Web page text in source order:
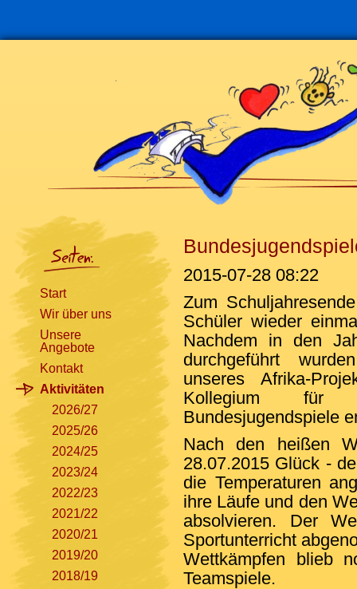
2015-07-28 08:22
Zum
Schüler wieder
Nachdem in den
durchgeführt
unseres Afrika-
Kollegium für
Bundesjugendspiele
Nach den heißen
28.07.2015 Glück -
die Temperaturen
ihre Läufe und den
absolvieren. Der
Sportunterricht
Wettkämpfen blieb
Teamspiele.
Navigation
überspringen
Start
Wir über uns
Unsere
Angebote
Kontakt
Aktivitäten
2026/27
2025/26
2024/25
2023/24
2022/23
2021/22
2020/21
2019/20
2018/19